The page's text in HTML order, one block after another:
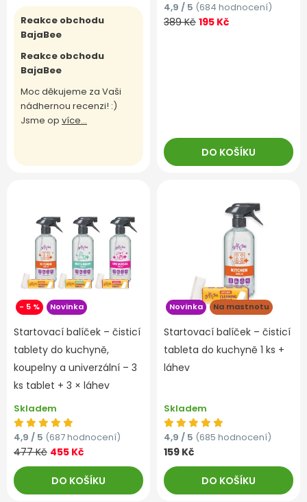
Reakce obchodu
BajaBee
Reakce obchodu
BajaBee
Moc děkujeme za Vaši
nádhernou recenzi! :)
Jsme op více...
4,9 / 5 (684 hodnocení)
389 Kč 195 Kč
DO KOŠÍKU
- 5 % Novinka
Startovací balíček – čisticí
tablety do kuchyně,
koupelny a univerzální – 3
ks tablet + 3 × láhev
Skladem
4,9 / 5 (687 hodnocení)
477 Kč 455 Kč
DO KOŠÍKU
Novinka Na mastnotu
Startovací balíček – čisticí
tableta do kuchyně 1 ks +
láhev
Skladem
4,9 / 5 (685 hodnocení)
159 Kč
DO KOŠÍKU